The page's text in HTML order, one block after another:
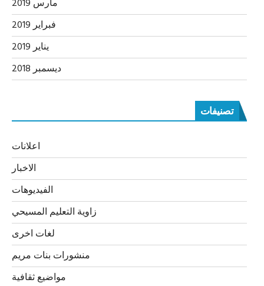
مارس 2019
فبراير 2019
يناير 2019
ديسمبر 2018
تصنيفات
اعلانات
الاخبار
الفيديوهات
زاوية التعليم المسيحي
لغات اخرى
منشورات بنات مريم
مواضيع ثقافية